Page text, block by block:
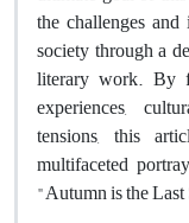
the challenges
society through a
literary work. By
experiences,
tensions, this
multifaceted
"Autumn is the